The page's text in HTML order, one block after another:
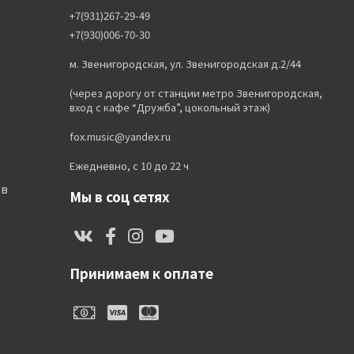
+7(931)267-29-49
+7(930)006-70-30
м. Звенигородская, ул. Звенигородская д.2/44
(через дорогу от станции метро Звенигородская,
вход с кафе “Дружба”, цокольный этаж)
fox.music@yandex.ru
Ежедневно, с 10 до 22 ч
Мы в соц сетях
Принимаем к оплате